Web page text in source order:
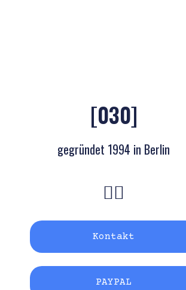
[030]
gegründet 1994 in Berlin
Kontakt
PAYPAL